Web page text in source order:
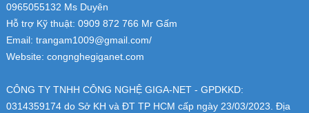
0965055132 Ms Duyên
Hỗ trợ Kỹ thuật: 0909 872 766 Mr Gấm
Email: trangam1009@gmail.com/
Website: congnghegiganet.com
CÔNG TY TNHH CÔNG NGHỆ GIGA-NET - GPDKKD:
0314359174do Sở KH và ĐT TP HCM cấp ngày 23/03/2023. Địa